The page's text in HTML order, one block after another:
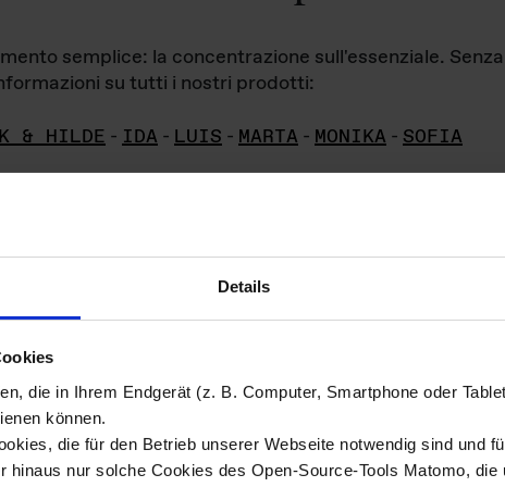
Details
die in Ihrem Endgerät (z. B. Computer, Smartphone oder
können.
die für den Betrieb unserer Webseite notwendig sind und
hinaus nur solche Cookies des Open-Source-Tools Matomo, die
semplice: la concentrazione sull'essenziale.
su tutti i nostri prodotti:
& HILDE - IDA - LUIS - MARTA - MONIKA - SOFIA
di
materiale fotografico sono detenuti daDas ganze